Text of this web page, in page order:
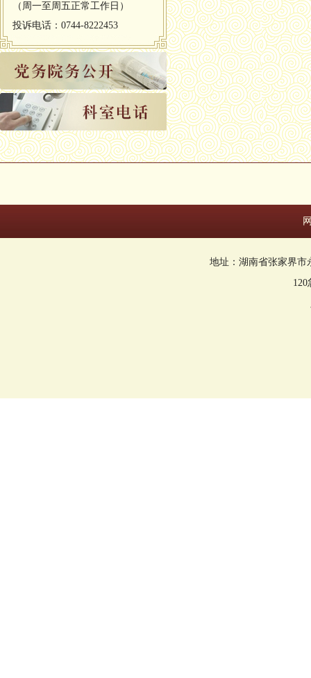
（周一至周五正常工作日）
投诉电话：0744-8222453
地址：湖南省张家界市
120